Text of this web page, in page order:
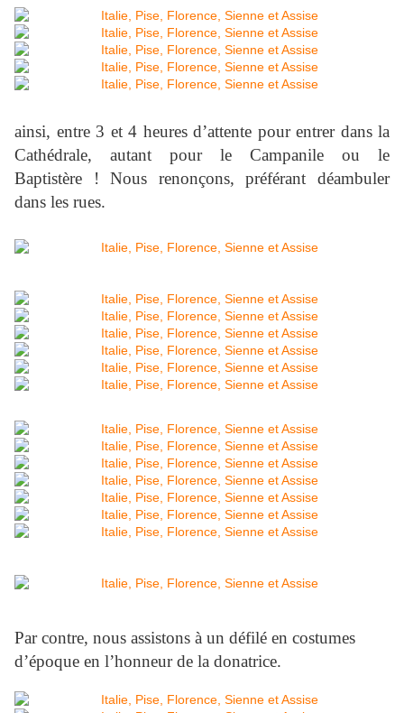
ainsi, entre 3 et 4 heures d’attente pour entrer dans la
Cathédrale, autant pour le Campanile ou le
Baptistère ! Nous renonçons, préférant déambuler
dans les rues.
Par contre, nous assistons à un défilé en costumes
d’époque en l’honneur de la donatrice.